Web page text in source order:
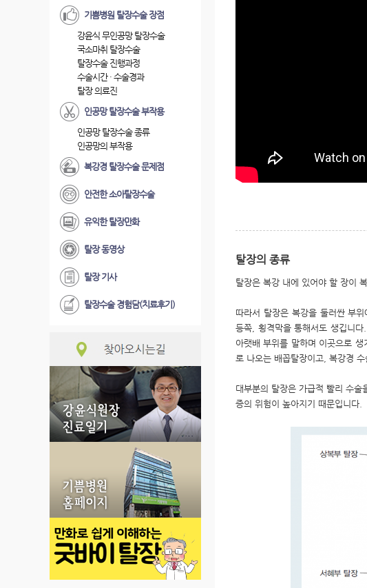
기쁨병원 탈장수술 장점
강윤식 무인공망 탈장수술
국소마취 탈장수술
탈장수술 진행과정
수술시간 · 수술경과
탈장 의료진
인공망 탈장수술 부작용
인공망 탈장수술 종류
인공망의 부작용
복강경 탈장수술 문제점
안전한 소아탈장수술
유익한 탈장만화
탈장 동영상
탈장 기사
탈장수술 경험담(치료후기)
탈장의 종류
탈장은 복강 내에 있어야 할 장이
따라서 탈장은 복강을 둘러싼 부
등쪽, 횡격막을 통해서도 생깁니
아랫배 부위를 말하며 이곳으로
로 나오는 배꼽탈장이고, 복강경
대부분의 탈장은 가급적 빨리 수
증의 위험이 높아지기 때문입니다.